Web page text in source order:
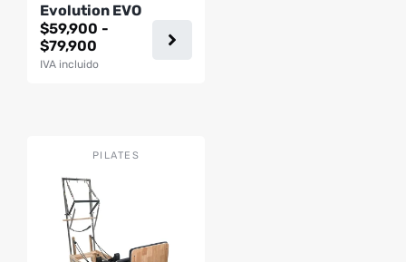
en
la
página
Evolution EVO
$59,900 -
$79,900
de
$79,900
IVA incluido
PILATES